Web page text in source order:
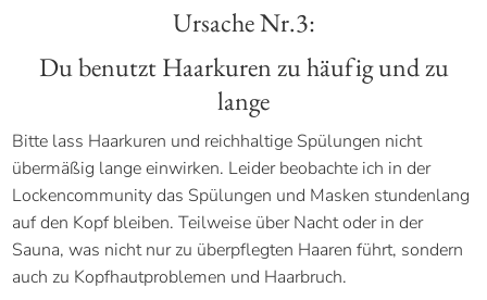
Ursache Nr.3:
Du benutzt Haarkuren zu häufig und zu
lange
Bitte lass Haarkuren und reichhaltige Spülungen nicht
übermäßig lange einwirken. Leider beobachte ich in der
Lockencommunity das Spülungen und Masken stundenlang
auf den Kopf bleiben. Teilweise über Nacht oder in der
Sauna, was nicht nur zu überpflegten Haaren führt, sondern
auch zu Kopfhautproblemen und Haarbruch.